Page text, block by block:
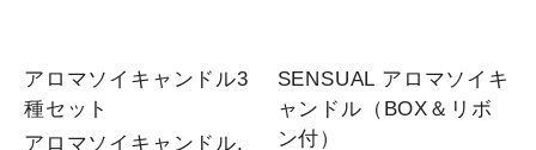
アロマソイキャンドル3
種セット
アロマソイキャンドル,
SENSUAL アロマソイキ
ャンドル（BOX＆リボ
ン付）